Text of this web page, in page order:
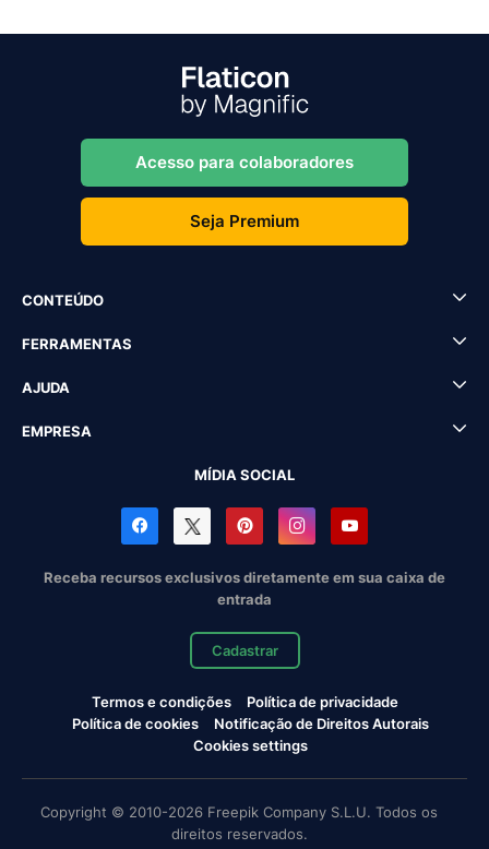
Acesso para colaboradores
Seja Premium
CONTEÚDO
FERRAMENTAS
AJUDA
EMPRESA
MÍDIA SOCIAL
Receba recursos exclusivos diretamente em sua caixa de
entrada
Cadastrar
Termos e condições
Política de privacidade
Política de cookies
Notificação de Direitos Autorais
Cookies settings
Copyright © 2010-2026 Freepik Company S.L.U. Todos os
direitos reservados.